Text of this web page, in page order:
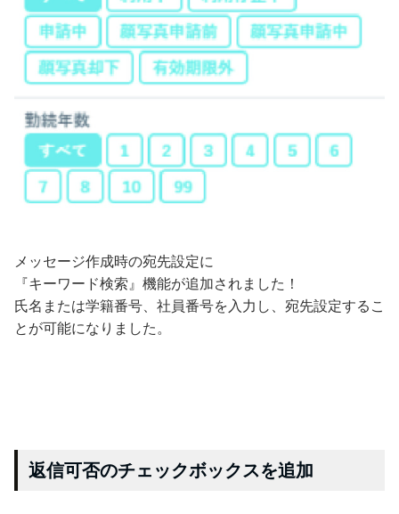
メッセージ作成時の宛先設定に
『キーワード検索』機能が追加されました！
氏名または学籍番号、社員番号を入力し、宛先設定するこ
とが可能になりました。
返信可否のチェックボックスを追加